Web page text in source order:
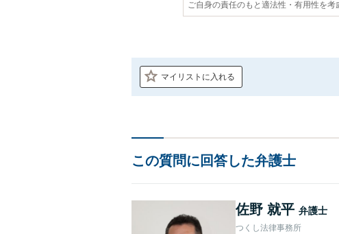
ご自身の責任のもと適法性・有用性を
マイリストに入れる
この質問に回答した弁護士
佐野 就平 弁護士
つくし法律事務所